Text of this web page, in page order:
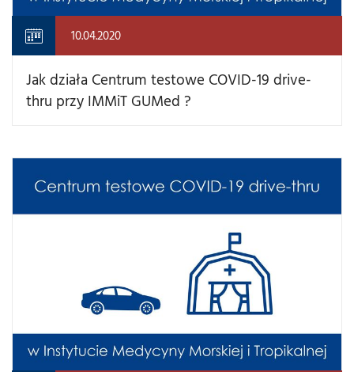
10.04.2020
Jak działa Centrum testowe COVID-19 drive-
thru przy IMMiT GUMed ?